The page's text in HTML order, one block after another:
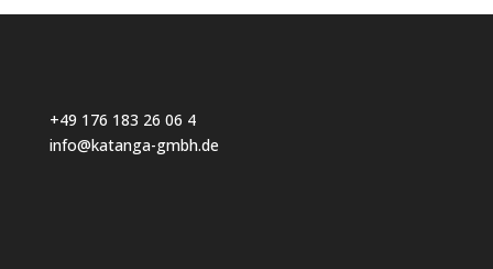
+49 176 183 26 06 4
info@katanga-gmbh.de